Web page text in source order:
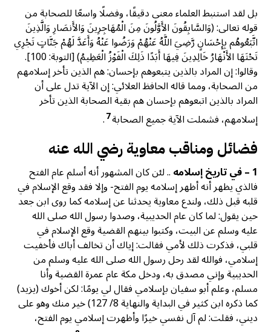
بل لقد استنبط العلماء معنى دقيقًا، وفضلًا واسعًا للصحابة من
قوله تعالى: (وَالسَّابِقُونَ الأَوَّلُونَ مِنَ الْمُهَاجِرِينَ وَالأَنصَارِ وَالَّذِينَ
اتَّبَعُوهُم بِإِحْسَانٍ رَّضِيَ اللَّهُ عَنْهُمْ وَرَضُوا عَنْهُ وَأَعَدَّ لَهُمْ جَنَّاتٍ تَجْرِي
تَحْتَهَا الأَنْهَارُ خَالِدِينَ فِيهَا أَبَدًا ذَلِكَ الْفَوْزُ الْعَظِيمُ) [التوبة: 100].
وقالوا: إن المراد بالذين يتبعوهم بإحسان: هم الذين تأخر إسلامهم
من الصحابة، ومما قاله الحافظ العلائي: إن الآية تدل على أن
المراد بالذين اتبعوهم بإحسان هم بقية الصحابة الذين تأخر
إسلامهم، فشملت الآية جميع الصحابة7
.
فضائل ومناقب معاوية رضي الله عنه
1 – في تاريخ إسلامه .. لئن كان المشهور أنه أسلم عام الفتح
فالذي يظهر أنه أظهر إسلامه يوم الفتح- وإلا فقد وقع الإسلام في
قلبه قبل ذلك، ولندع معاوية يحدثنا عن إسلامه كما روى ابن جعد
حين يقول: لما كان عام الحديبية، وصدوا رسول الله صلى الله
عليه وسلم عن البيت، وكتبوا بينهم القضية وقع الإسلام في
قلبي، فذكرت ذلك لأمي فقالت: إياك أن تخالف أباك فأخفيت
إسلامي، فوالله لقد رحل رسول الله صلى الله عليه وسلم من
الحديبية وإني مصدق به، ودخل مكة عام عمرة القضية وأنا
مسلم، وعلم أبو سفيان بإسلامي فقال لي يومًا: لكن أخوك (يزيد)
كما ذكره ابن كثير في البداية والنهاية 8/ 127) خير منك وهو على
ديني، فقلت: لم آل نفسي خيرًا وأظهرت إسلامي يوم الفتح،